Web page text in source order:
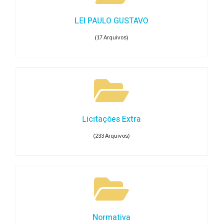
LEI PAULO GUSTAVO
(17 Arquivos)
Licitações Extra
(233 Arquivos)
Normativa